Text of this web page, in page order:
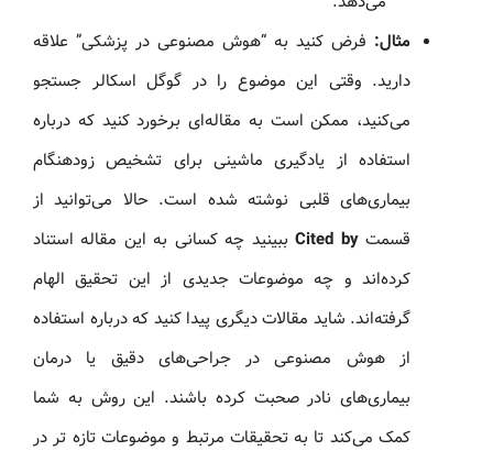
مثال: فرض کنید به “هوش مصنوعی در پزشکی” علاقه
دارید. وقتی این موضوع را در گوگل اسکالر جستجو
می‌کنید، ممکن است به مقاله‌ای برخورد کنید که درباره
استفاده از یادگیری ماشینی برای تشخیص زودهنگام
بیماری‌های قلبی نوشته شده است. حالا می‌توانید از
قسمتCited byببینید چه کسانی به این مقاله استناد
کرده‌اند و چه موضوعات جدیدی از این تحقیق الهام
گرفته‌اند. شاید مقالات دیگری پیدا کنید که درباره استفاده
از هوش مصنوعی در جراحی‌های دقیق یا درمان
بیماری‌های نادر صحبت کرده باشند. این روش به شما
کمک می‌کند تا به تحقیقات مرتبط و موضوعات تازه‌ تر در